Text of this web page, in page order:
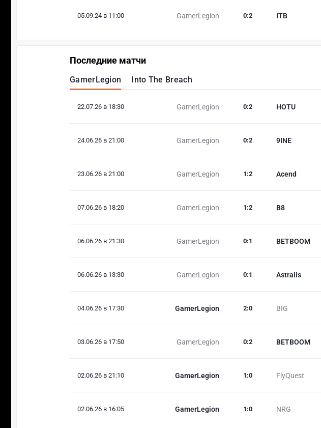
05.09.24 в 11:00 GamerLegion ITB
0:2
Последние матчи
GamerLegion Into The Breach
22.07.26 в 18:30 GamerLegion HOTU
0:2
24.06.26 в 21:00 GamerLegion 9INE
0:2
23.06.26 в 21:00 GamerLegion Acend
1 :2
07.06.26 в 18:20 GamerLegion B8
1 :2
06.06.26 в 21:30 GamerLegion BETBOOM
0:1
06.06.26 в 13:30 GamerLegion Astralis
0:1
04.06.26 в 17:30 GamerLegion BIG
2:0
03.06.26 в 17:50 GamerLegion BETBOOM
0:2
02.06.26 в 21:10 GamerLegion FlyQuest
1 :0
02.06.26 в 16:05 GamerLegion NRG
1 :0